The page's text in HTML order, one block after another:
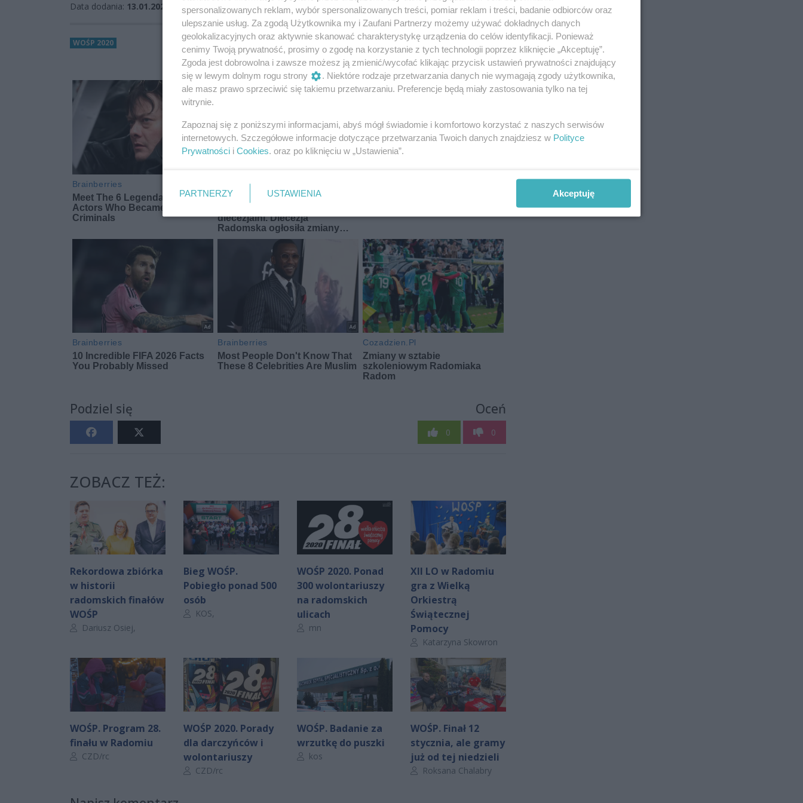
Data dodania: 13.01.2020 09:50
WOŚP 2020
Podziel się Oceń
0 0
ZOBACZ TEŻ:
Rekordowa zbiórka
w historii
radomskich finałów
WOŚP
Autor artykułu:
Dariusz Osiej,
Bieg WOŚP.
Pobiegło ponad 500
osób
Autor artykułu:
KOS,
WOŚP 2020. Ponad
300 wolontariuszy
na radomskich
ulicach
Autor artykułu:
mn
XII LO w Radomiu
gra z Wielką
Orkiestrą
Świątecznej
Pomocy
Autor artykułu:
Katarzyna Skowron
WOŚP. Program 28.
finału w Radomiu
Autor artykułu:
CZD/rc
WOŚP 2020. Porady
dla darczyńców i
wolontariuszy
Autor artykułu:
CZD/rc
WOŚP. Badanie za
wrzutkę do puszki
Autor artykułu:
kos
WOŚP. Finał 12
stycznia, ale gramy
już od tej niedzieli
Autor artykułu:
Roksana Chalabry
spersonalizowanych reklam, wybór spersonalizowanych treści, pomiar reklam i treści, badanie odbiorców oraz
ulepszanie usług. Za zgodą Użytkownika my i Zaufani Partnerzy możemy używać dokładnych danych
geolokalizacyjnych oraz aktywnie skanować charakterystykę urządzenia do celów identyfikacji. Ponieważ
cenimy Twoją prywatność, prosimy o zgodę na korzystanie z tych technologii poprzez kliknięcie „Akceptuję”.
Zgoda jest dobrowolna i zawsze możesz ją zmienić/wycofać klikając przycisk ustawień prywatności znajdujący
się w lewym dolnym rogu strony
. Niektóre rodzaje przetwarzania danych nie wymagają zgody użytkownika,
ale masz prawo sprzeciwić się takiemu przetwarzaniu. Preferencje będą miały zastosowania tylko na tej
witrynie.
Zapoznaj się z poniższymi informacjami, abyś mógł świadomie i komfortowo korzystać z naszych serwisów
internetowych. Szczegółowe informacje dotyczące przetwarzania Twoich danych znajdziesz w Polityce
Prywatności i Cookies. oraz po kliknięciu w „Ustawienia”.
PARTNERZY USTAWIENIA Akceptuję